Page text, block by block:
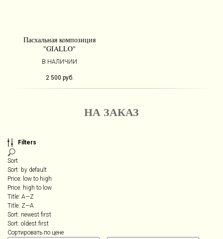
Пасхальная композиция
"GIALLO"
В НАЛИЧИИ
2 500 руб.
НА ЗАКАЗ
Filters
Sort
Sort: by default
Price: low to high
Price: high to low
Title: A—Z
Title: Z—A
Sort: newest first
Sort: oldest first
Сортировать по цене